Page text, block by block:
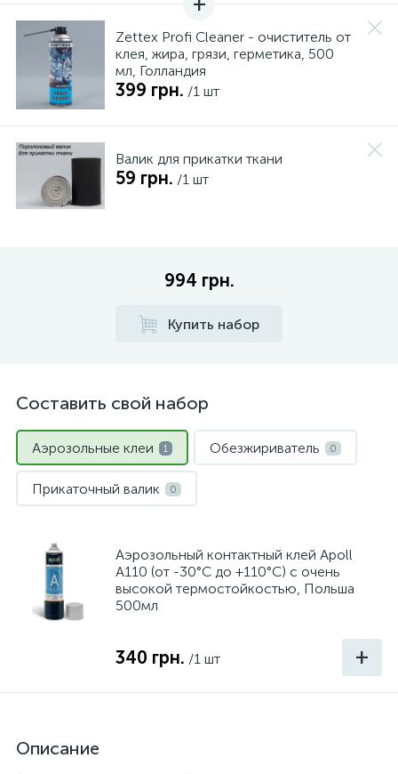
Zettex Profi Cleaner - очиститель от
клея, жира, грязи, герметика, 500
мл, Голландия
399 грн. /1 шт
Валик для прикатки ткани
59 грн. /1 шт
994 грн.
Купить набор
Составить свой набор
Аэрозольные клеи 1 Обезжириватель 0
Прикаточный валик 0
Аэрозольный контактный клей Apoll
A110 (от -30°C до +110°C) с очень
высокой термостойкостью, Польша
500мл
340 грн. /1 шт +
Описание